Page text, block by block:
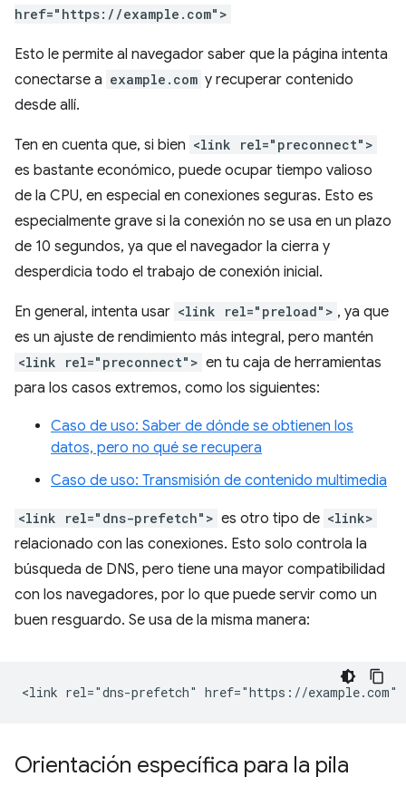
href="https://example.com">
Esto le permite al navegador saber que la página intenta
conectarse a example.com y recuperar contenido
desde allí.
Ten en cuenta que, si bien <link rel="preconnect">
es bastante económico, puede ocupar tiempo valioso
de la CPU, en especial en conexiones seguras. Esto es
especialmente grave si la conexión no se usa en un plazo
de 10 segundos, ya que el navegador la cierra y
desperdicia todo el trabajo de conexión inicial.
En general, intenta usar <link rel="preload"> , ya que
es un ajuste de rendimiento más integral, pero mantén
<link rel="preconnect"> en tu caja de herramientas
para los casos extremos, como los siguientes:
Caso de uso: Saber de dónde se obtienen los
datos, pero no qué se recupera
Caso de uso: Transmisión de contenido multimedia
<link rel="dns-prefetch"> es otro tipo de <link>
relacionado con las conexiones. Esto solo controla la
búsqueda de DNS, pero tiene una mayor compatibilidad
con los navegadores, por lo que puede servir como un
buen resguardo. Se usa de la misma manera:
Orientación específica para la pila